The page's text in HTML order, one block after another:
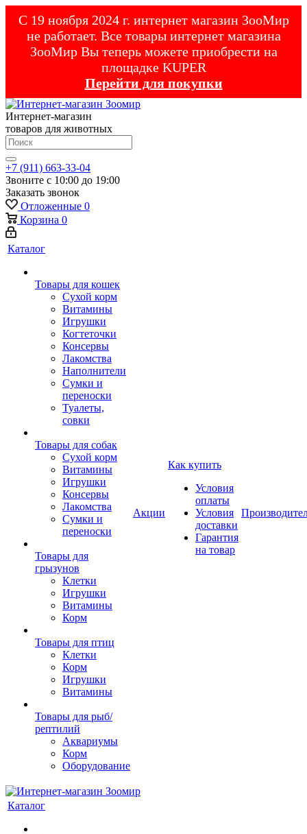
С 19 ноября 2024 г. интернет магазин ЗооМир
не работает. Все товары интернет магазина
ЗооМир Вы теперь можете приобрести на
площадке KUPER
Перейти для покупки
Интернет-магазин
товаров для животных
+7 (911) 663-33-04
Звоните с 10:00 до 19:00
Заказать звонок
Отложенные 0
Корзина 0
Каталог
Товары для кошек
Cухой корм
Витамины
Игрушки
Когтеточки
Консервы
Лакомства
Наполнители
Сумки и
переноски
Туалеты,
совки
Товары для собак
Cухой корм
Витамины
Игрушки
Консервы
Лакомства
Сумки и
переноски
Товары для
грызунов
Клетки
Игрушки
Витамины
Корм
Товары для птиц
Клетки
Корм
Игрушки
Витамины
Товары для рыб/
рептилий
Аквариумы
Корм
Оборудование
Акции
Как купить
Условия
оплаты
Условия
доставки
Гарантия
на товар
Каталог